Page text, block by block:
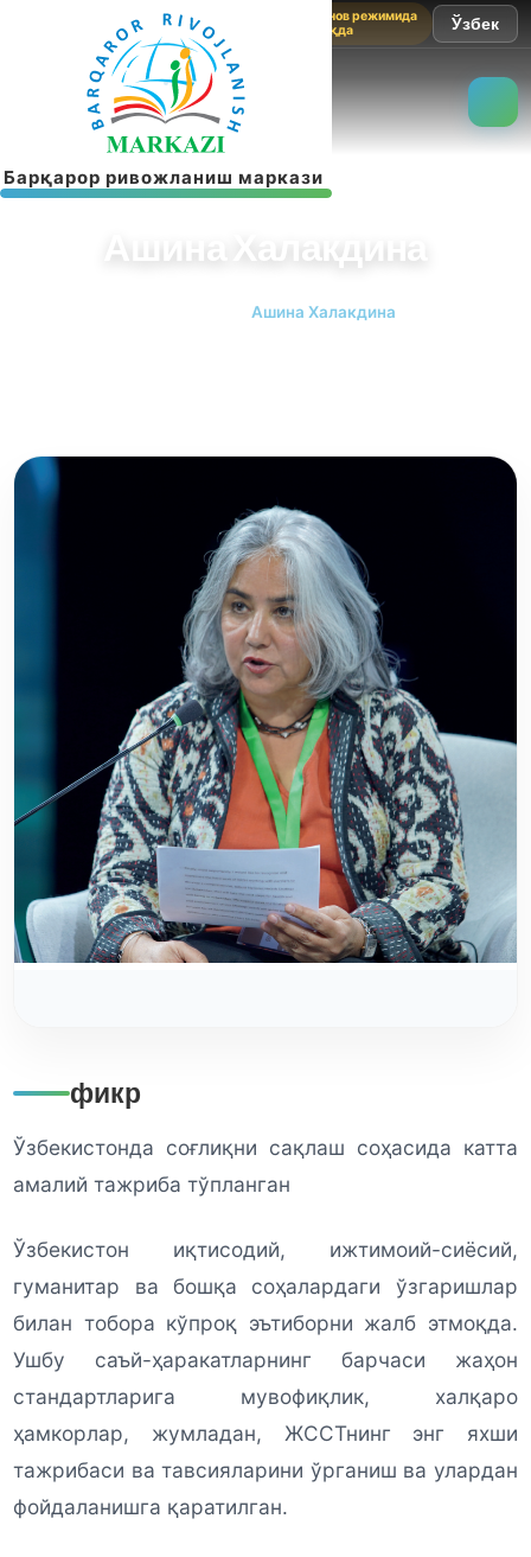
Барқарор ривожланиш маркази
Сайт синов режимида
ишламоқда
Ўзбек
Ашина Халакдина
Ашина Халакдина
фикр
Ўзбекистонда соғлиқни сақлаш соҳасида катта
амалий тажриба тўпланган
Ўзбекистон иқтисодий, ижтимоий-сиёсий,
гуманитар ва бошқа соҳалардаги ўзгаришлар
билан тобора кўпроқ эътиборни жалб этмоқда.
Ушбу саъй-ҳаракатларнинг барчаси жаҳон
стандартларига мувофиқлик, халқаро
ҳамкорлар, жумладан, ЖССТнинг энг яхши
тажрибаси ва тавсияларини ўрганиш ва улардан
фойдаланишга қаратилган.